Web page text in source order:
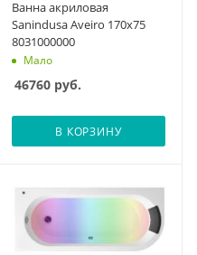
Ванна акриловая
Sanindusa Aveiro 170x75
8031000000
Мало
46760руб.
В КОРЗИНУ